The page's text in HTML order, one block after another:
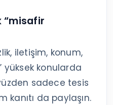
“misafir
iletişim, konum,
yüksek konularda
sadece tesis
kanıtı da paylaşın.